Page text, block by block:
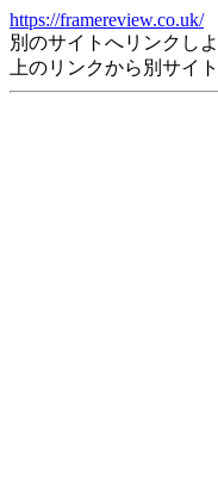
https://framereview.co.uk/
別のサイトへリンクし
上のリンクから別サイ